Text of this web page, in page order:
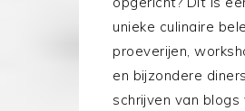
unieke culinaire
proeverijen,
en bijzondere
schrijven van blogs